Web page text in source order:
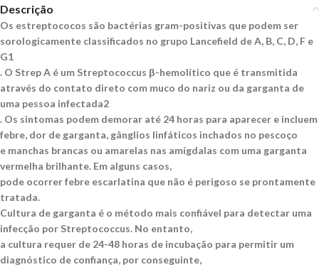
Descrição
Os estreptococos são bactérias gram-positivas que podem ser
sorologicamente classificados no grupo Lancefield de A, B, C, D, F e
G1
. O Strep A é um Streptococcus β-hemolítico que é transmitida
através do contato direto com muco do nariz ou da garganta de
uma pessoa infectada2
. Os sintomas podem demorar até 24 horas para aparecer e incluem
febre, dor de garganta, gânglios linfáticos inchados no pescoço
e manchas brancas ou amarelas nas amígdalas com uma garganta
vermelha brilhante. Em alguns casos,
pode ocorrer febre escarlatina que não é perigoso se prontamente
tratada.
Cultura de garganta é o método mais confiável para detectar uma
infecção por Streptococcus. No entanto,
a cultura requer de 24-48 horas de incubação para permitir um
diagnóstico de confiança, por conseguinte,